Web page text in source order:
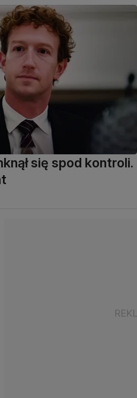
się spod kontroli.